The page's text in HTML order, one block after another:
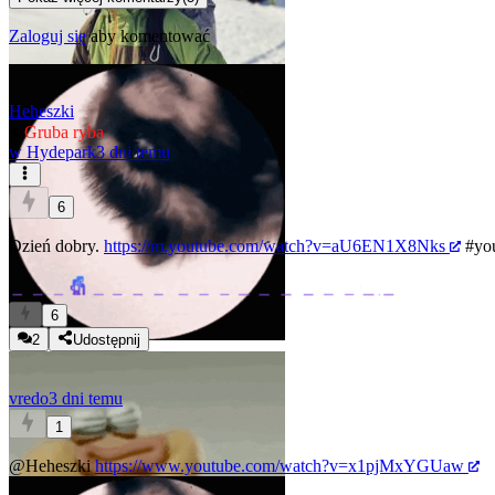
Zaloguj sięaby komentować
Heheszki
Gruba ryba
w Hydepark3 dni temu
6
Dzień dobry. https://m.youtube.com/watch?v=aU6EN1X8Nks
6
2
Udostępnij
vredo3 dni temu
1
@Heheszki https://www.youtube.com/watch?v=x1pjMxYGUaw